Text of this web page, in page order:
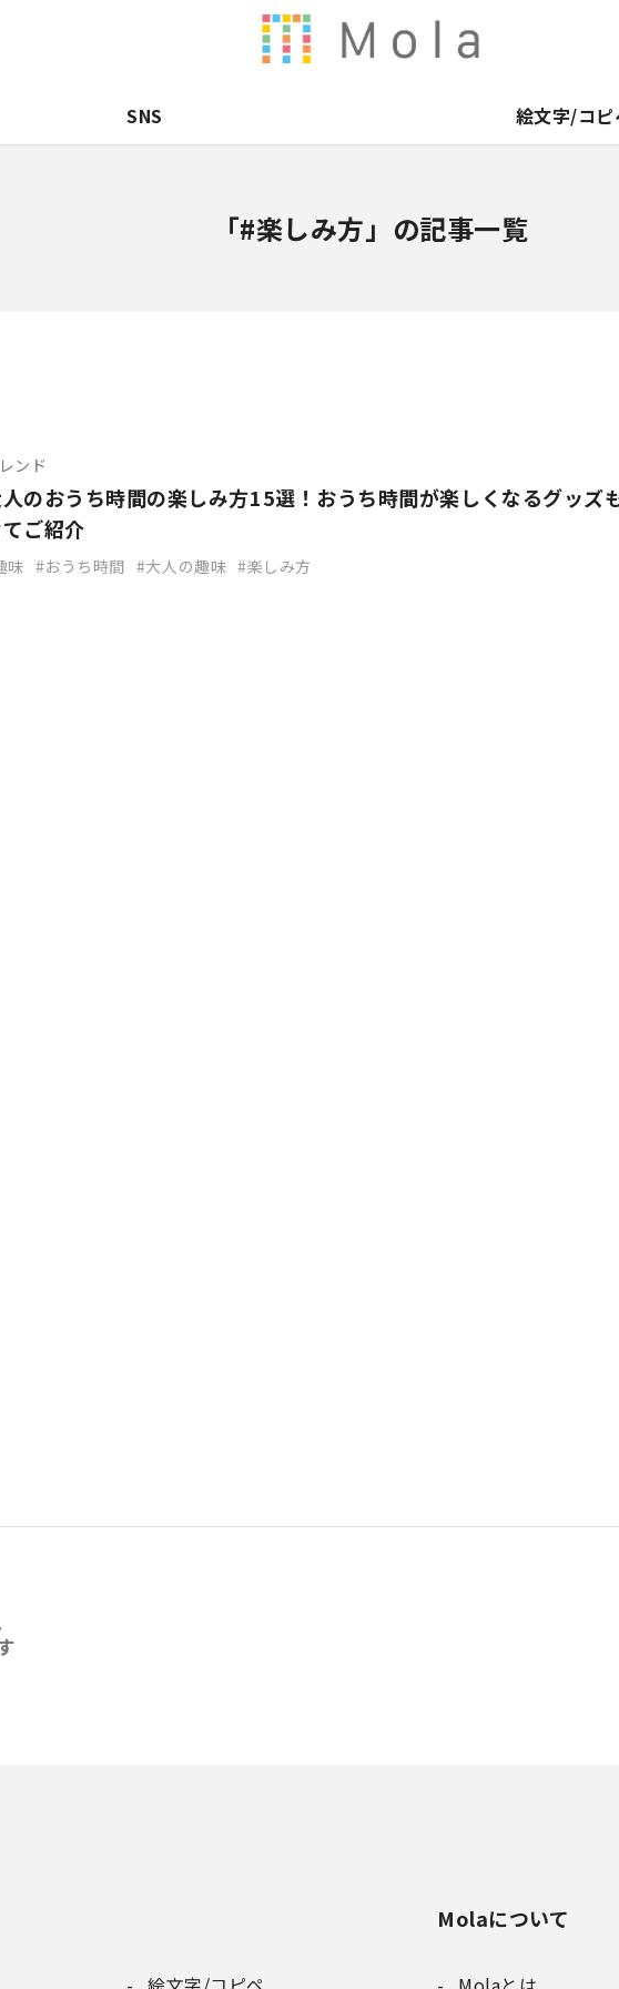
SNS 絵文字/コピ
「#楽しみ方」の記事一覧
ンド
のおうち時間の楽しみ方15選！おうち時間が楽しくなるグッズ
ご紹介
味 おうち時間 大人の趣味 楽しみ方
Molaについて